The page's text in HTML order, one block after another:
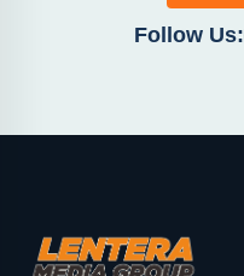
Follow Us: